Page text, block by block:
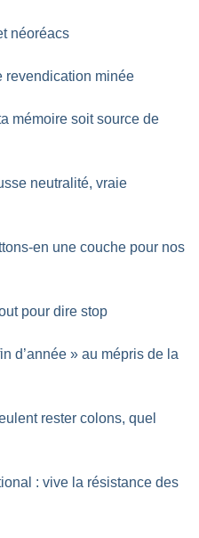
néoréacs
revendication minée
mémoire soit source de
neutralité, vraie
en une couche pour nos
pour dire stop
d’année » au mépris de la
rester colons, quel
: vive la résistance des